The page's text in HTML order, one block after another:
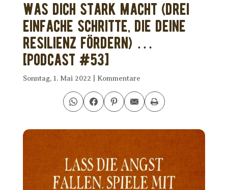
Was Dich stark macht (drei
einfache Schritte, die Deine
Resilienz fördern) …
[PODCAST #53]
Sonntag, 1. Mai 2022 Kommentare